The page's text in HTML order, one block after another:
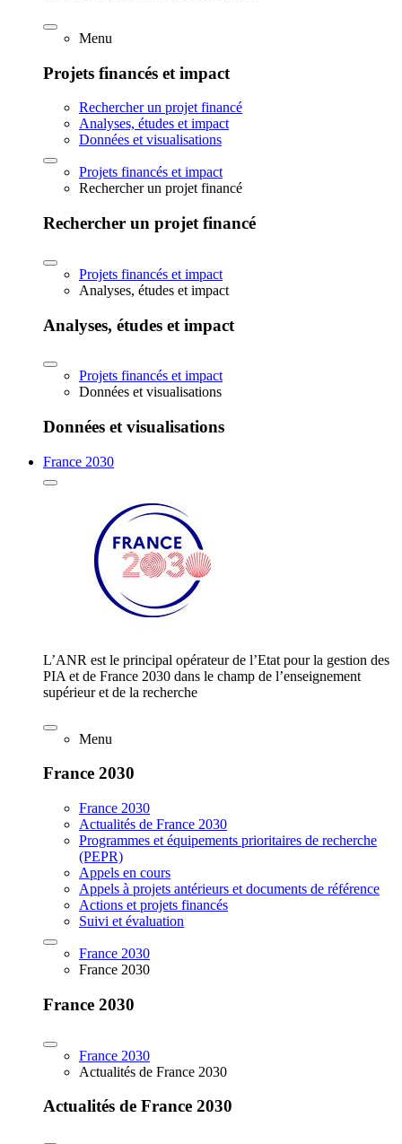
Menu
Projets financés et impact
Rechercher un projet financé
Analyses, études et impact
Données et visualisations
Projets financés et impact
Rechercher un projet financé
Rechercher un projet financé
Projets financés et impact
Analyses, études et impact
Analyses, études et impact
Projets financés et impact
Données et visualisations
Données et visualisations
France 2030
L’ANR est le principal opérateur de l’Etat pour la gestion des
PIA et de France 2030 dans le champ de l’enseignement
supérieur et de la recherche
Menu
France 2030
France 2030
Actualités de France 2030
Programmes et équipements prioritaires de recherche
(PEPR)
Appels en cours
Appels à projets antérieurs et documents de référence
Actions et projets financés
Suivi et évaluation
France 2030
France 2030
France 2030
France 2030
Actualités de France 2030
Actualités de France 2030